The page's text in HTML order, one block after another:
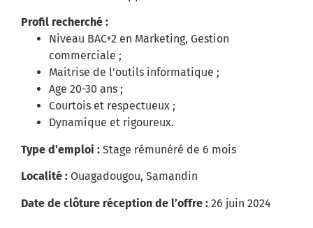
Profil recherché :
Niveau BAC+2 en Marketing, Gestion
commerciale ;
Maitrise de l’outils informatique ;
Age 20-30 ans ;
Courtois et respectueux ;
Dynamique et rigoureux.
Type d’emploi : Stage rémunéré de 6 mois
Localité : Ouagadougou, Samandin
Date de clôture réception de l’offre : 26 juin 2024